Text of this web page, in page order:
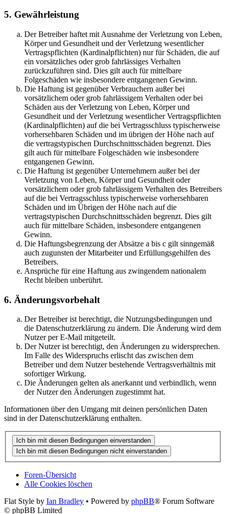
5. Gewährleistung
Der Betreiber haftet mit Ausnahme der Verletzung von Leben,
Körper und Gesundheit und der Verletzung wesentlicher
Vertragspflichten (Kardinalpflichten) nur für Schäden, die auf
ein vorsätzliches oder grob fahrlässiges Verhalten
zurückzuführen sind. Dies gilt auch für mittelbare
Folgeschäden wie insbesondere entgangenen Gewinn.
Die Haftung ist gegenüber Verbrauchern außer bei
vorsätzlichem oder grob fahrlässigem Verhalten oder bei
Schäden aus der Verletzung von Leben, Körper und
Gesundheit und der Verletzung wesentlicher Vertragspflichten
(Kardinalpflichten) auf die bei Vertragsschluss typischerweise
vorhersehbaren Schäden und im übrigen der Höhe nach auf
die vertragstypischen Durchschnittsschäden begrenzt. Dies
gilt auch für mittelbare Folgeschäden wie insbesondere
entgangenen Gewinn.
Die Haftung ist gegenüber Unternehmern außer bei der
Verletzung von Leben, Körper und Gesundheit oder
vorsätzlichem oder grob fahrlässigem Verhalten des Betreibers
auf die bei Vertragsschluss typischerweise vorhersehbaren
Schäden und im Übrigen der Höhe nach auf die
vertragstypischen Durchschnittsschäden begrenzt. Dies gilt
auch für mittelbare Schäden, insbesondere entgangenen
Gewinn.
Die Haftungsbegrenzung der Absätze a bis c gilt sinngemäß
auch zugunsten der Mitarbeiter und Erfüllungsgehilfen des
Betreibers.
Ansprüche für eine Haftung aus zwingendem nationalem
Recht bleiben unberührt.
6. Änderungsvorbehalt
Der Betreiber ist berechtigt, die Nutzungsbedingungen und
die Datenschutzerklärung zu ändern. Die Änderung wird dem
Nutzer per E-Mail mitgeteilt.
Der Nutzer ist berechtigt, den Änderungen zu widersprechen.
Im Falle des Widerspruchs erlischt das zwischen dem
Betreiber und dem Nutzer bestehende Vertragsverhältnis mit
sofortiger Wirkung.
Die Änderungen gelten als anerkannt und verbindlich, wenn
der Nutzer den Änderungen zugestimmt hat.
Informationen über den Umgang mit deinen persönlichen Daten
sind in der Datenschutzerklärung enthalten.
Foren-Übersicht
Alle Cookies löschen
Flat Style by Ian Bradley • Powered by phpBB® Forum Software
© phpBB Limited